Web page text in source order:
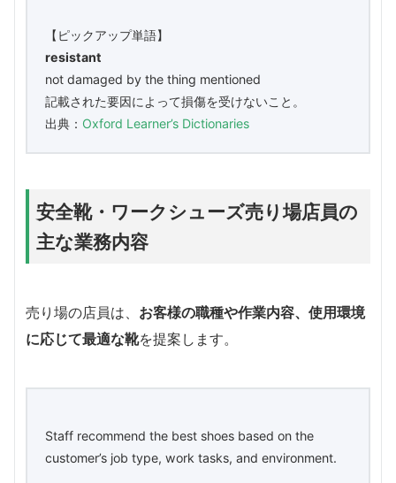
【ピックアップ単語】
resistant
not damaged by the thing mentioned
記載された要因によって損傷を受けないこと。
出典： Oxford Learner’s Dictionaries
安全靴・ワークシューズ売り場店員の
主な業務内容
売り場の店員は、 お客様の職種や作業内容、使用環境
に応じて最適な靴を提案します。
Staff recommend the best shoes based on the
customer’s job type, work tasks, and environment.